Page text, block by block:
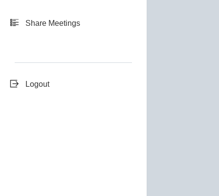
Share Meetings
Logout